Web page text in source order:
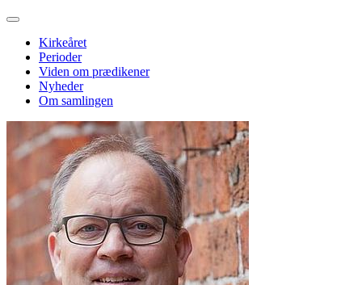
Kirkeåret
Perioder
Viden om prædikener
Nyheder
Om samlingen